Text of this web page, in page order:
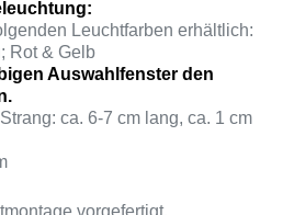
Leuchtfarben erhältlich:
Rot & Gelb
Auswahlfenster den
ca. 6-7 cm lang, ca. 1 cm